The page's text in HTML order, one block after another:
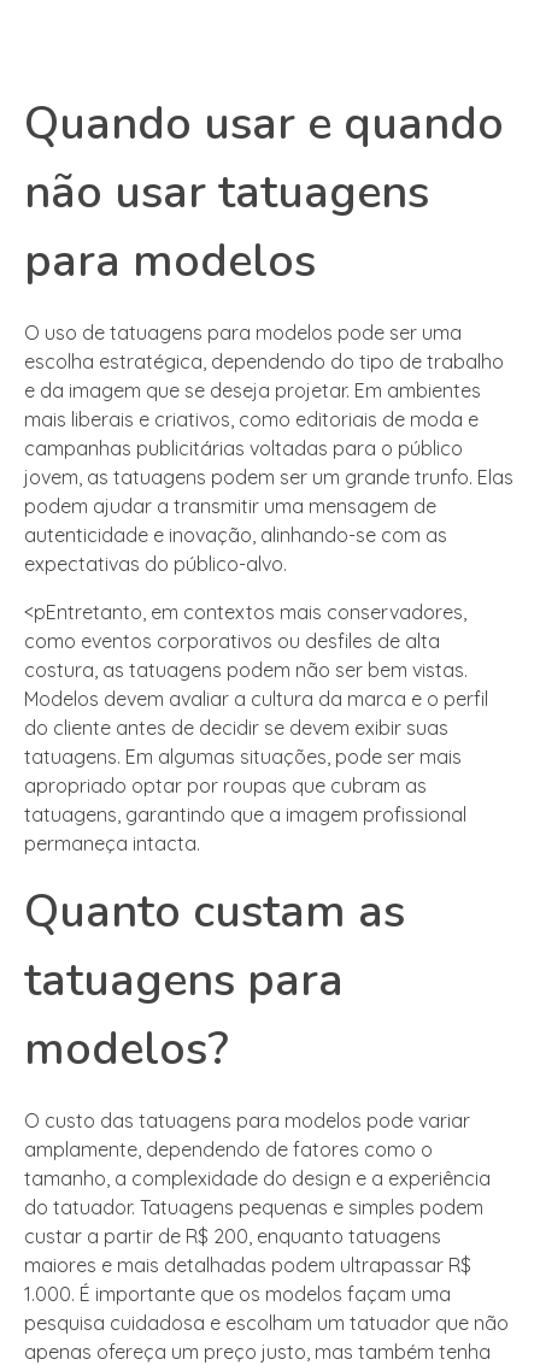
Quando usar e quando
não usar tatuagens
para modelos
O uso de tatuagens para modelos pode ser uma
escolha estratégica, dependendo do tipo de trabalho
e da imagem que se deseja projetar. Em ambientes
mais liberais e criativos, como editoriais de moda e
campanhas publicitárias voltadas para o público
jovem, as tatuagens podem ser um grande trunfo. Elas
podem ajudar a transmitir uma mensagem de
autenticidade e inovação, alinhando-se com as
expectativas do público-alvo.
<pEntretanto, em contextos mais conservadores,
como eventos corporativos ou desfiles de alta
costura, as tatuagens podem não ser bem vistas.
Modelos devem avaliar a cultura da marca e o perfil
do cliente antes de decidir se devem exibir suas
tatuagens. Em algumas situações, pode ser mais
apropriado optar por roupas que cubram as
tatuagens, garantindo que a imagem profissional
permaneça intacta.
Quanto custam as
tatuagens para
modelos?
O custo das tatuagens para modelos pode variar
amplamente, dependendo de fatores como o
tamanho, a complexidade do design e a experiência
do tatuador. Tatuagens pequenas e simples podem
custar a partir de R$ 200, enquanto tatuagens
maiores e mais detalhadas podem ultrapassar R$
1.000. É importante que os modelos façam uma
pesquisa cuidadosa e escolham um tatuador que não
apenas ofereça um preço justo, mas também tenha